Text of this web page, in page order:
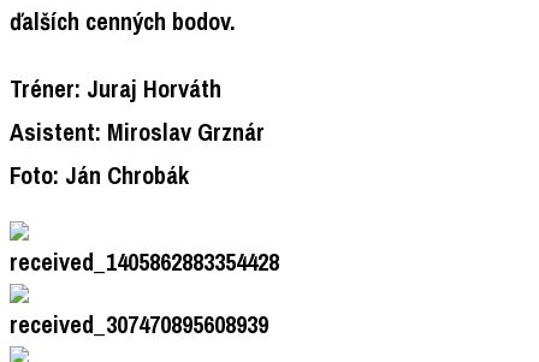
ďalších cenných bodov.
Tréner: Juraj Horváth
Asistent: Miroslav Grznár
Foto: Ján Chrobák